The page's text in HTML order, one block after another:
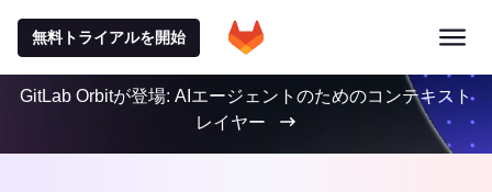
無料トライアルを開始
GitLab Orbitが登場: AIエージェントのためのコンテキスト
レイヤー